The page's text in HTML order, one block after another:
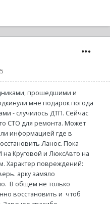
прошедшими и
мне подарок погода
- случилось ДТП. Сейчас
СТО для ремонта. Может
информацией где в
Ланос. Пока
Круговой и ЛюксАвто на
Характер повреждений:
арку замяло
В общем не только
восстановить и чтоб